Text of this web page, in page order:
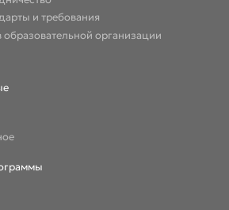
и требования
организации